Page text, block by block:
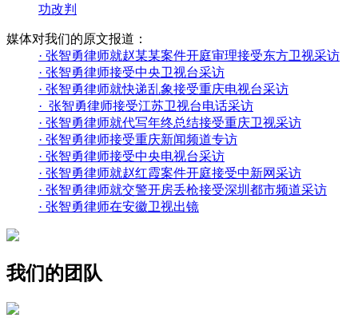
功改判
媒体对我们的原文报道：
· 张智勇律师就赵某某案件开庭审理接受东方卫视采访
· 张智勇律师接受中央卫视台采访
· 张智勇律师就快递乱象接受重庆电视台采访
· 张智勇律师接受江苏卫视台电话采访
· 张智勇律师就代写年终总结接受重庆卫视采访
· 张智勇律师接受重庆新闻频道专访
· 张智勇律师接受中央电视台采访
· 张智勇律师就赵红霞案件开庭接受中新网采访
· 张智勇律师就交警开房丢枪接受深圳都市频道采访
· 张智勇律师在安徽卫视出镜
我们的团队